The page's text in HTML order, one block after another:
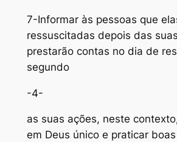
7-Informar às pessoas que
ressuscitadas depois das
prestarão contas no dia de
segundo
-4-
as suas ações, neste
em Deus único e praticar